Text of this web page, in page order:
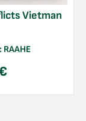
Vietman
RAAHE